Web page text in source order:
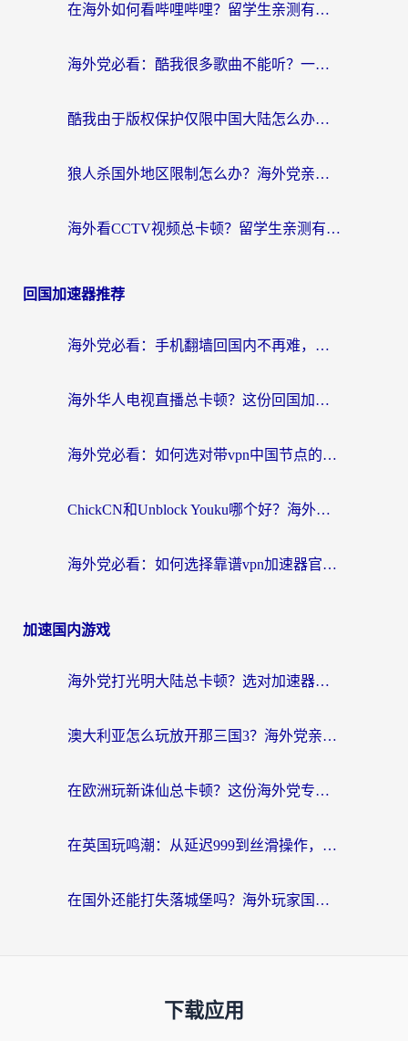
在海外如何看哔哩哔哩？留学生亲测有效的回国加速指南
海外党必看：酷我很多歌曲不能听？一招解决优酷版权限制+B站地域问题！
酷我由于版权保护仅限中国大陆怎么办？海外党亲测有效的解锁指南
狼人杀国外地区限制怎么办？海外党亲测有效的全场景回国加速指南
海外看CCTV视频总卡顿？留学生亲测有效的回国加速器选择指南
回国加速器推荐
海外党必看：手机翻墙回国内不再难，一篇搞定无缝访问国内资源指南
海外华人电视直播总卡顿？这份回国加速器选择指南帮你无缝看国内资源
海外党必看：如何选对带vpn中国节点的加速器？无缝访问国内资源全攻略
ChickCN和Unblock Youku哪个好？海外党亲测4款热门回国加速器，附避坑指南
海外党必看：如何选择靠谱vpn加速器官网？轻松解决国内APP地区限制
加速国内游戏
海外党打光明大陆总卡顿？选对加速器才是关键！（附亲测好用的推荐）
澳大利亚怎么玩放开那三国3？海外党亲测有效的国服游戏加速指南
在欧洲玩新诛仙总卡顿？这份海外党专属加速器指南帮你解决延迟难题
在英国玩鸣潮：从延迟999到丝滑操作，我是怎么做到的？
在国外还能打失落城堡吗？海外玩家国服游戏加速终极指南（附北美玩online加速器下载技巧）
下载应用